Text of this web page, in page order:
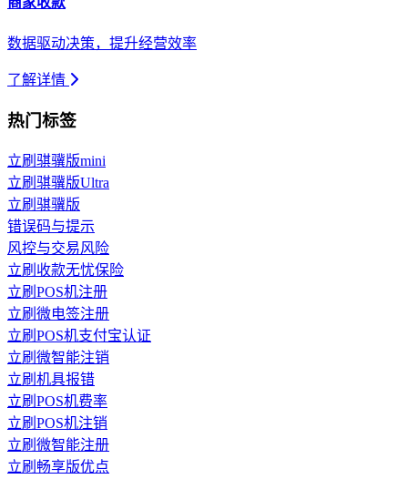
数据驱动决策，提升经营效率
了解详情
热门标签
立刷骐骥版mini
立刷骐骥版Ultra
立刷骐骥版
错误码与提示
风控与交易风险
立刷收款无忧保险
立刷POS机注册
立刷微电签注册
立刷POS机支付宝认证
立刷微智能注销
立刷机具报错
立刷POS机费率
立刷POS机注销
立刷微智能注册
立刷畅享版优点